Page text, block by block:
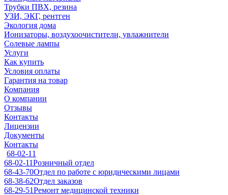
Трубки ПВХ, резина
УЗИ, ЭКГ, рентген
Экология дома
Ионизаторы, воздухоочистители, увлажнители
Солевые лампы
Услуги
Как купить
Условия оплаты
Гарантия на товар
Компания
О компании
Отзывы
Контакты
Лицензии
Документы
Контакты
68-02-11
68-02-11Розничный отдел
68-43-70Отдел по работе с юридическими лицами
68-38-62Отдел заказов
68-29-51Ремонт медицинской техники